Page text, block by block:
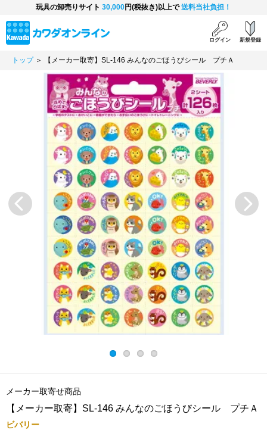
玩具の卸売りサイト 30,000円(税抜き)以上で送料当社負担！
ログイン 新規登録
トップ＞ 【メーカー取寄】SL-146 みんなのごほうびシール プチＡ
メーカー取寄せ商品
【メーカー取寄】SL-146 みんなのごほうびシール プチＡ
ビバリー